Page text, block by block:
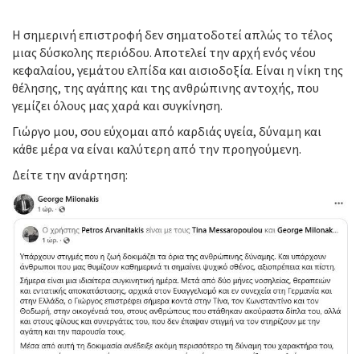
Η σημερινή επιστροφή δεν σηματοδοτεί απλώς το τέλος
μιας δύσκολης περιόδου. Αποτελεί την αρχή ενός νέου
κεφαλαίου, γεμάτου ελπίδα και αισιοδοξία. Είναι η νίκη της
θέλησης, της αγάπης και της ανθρώπινης αντοχής, που
γεμίζει όλους μας χαρά και συγκίνηση.
Γιώργο μου, σου εύχομαι από καρδιάς υγεία, δύναμη και
κάθε μέρα να είναι καλύτερη από την προηγούμενη.
Δείτε την ανάρτηση: